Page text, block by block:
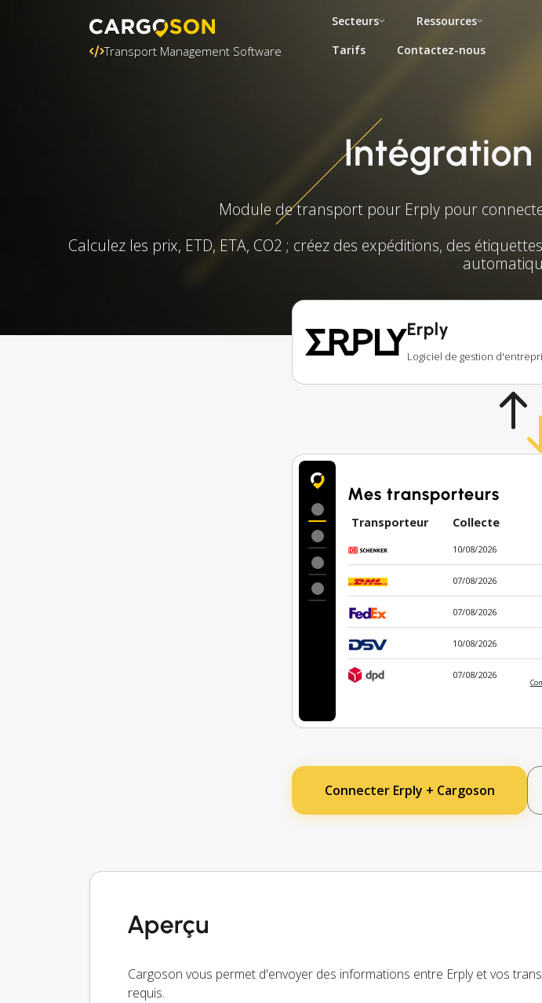
Transport Management Software
Secteurs
Ressources
Tarifs
Contactez-nous
Intégration
Module de transport pour Erply pour
Calculez les prix, ETD, ETA, CO2 ; créez des expéditions, des
Erply
Logiciel de gestion
Mes transporteurs
Transporteur Collecte
10/08/2026
07/08/2026
07/08/2026
10/08/2026
07/08/2026
Connecter Erply + Cargoson
Aperçu
Cargoson vous permet d'envoyer des informations entre Erply et vos
requis.